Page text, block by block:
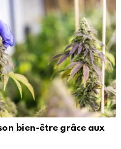
bien-être grâce aux